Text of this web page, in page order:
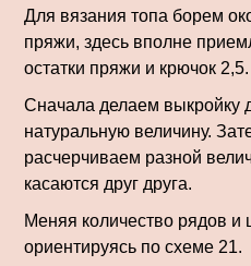
Для вязания топа борем
пряжи, здесь вполне
остатки пряжи и крючок 2,5.
Сначала делаем выкройку
натуральную величину.
расчерчиваем разной
касаются друг друга.
Меняя количество рядов и
ориентируясь по схеме 21.